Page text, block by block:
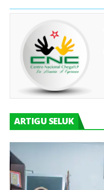
ARTIGU SELUK